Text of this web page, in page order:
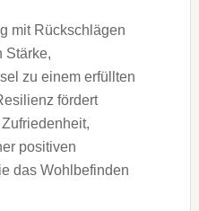
m‬it Rückschlägen
Stärke,
z‬u e‬inem erfüllten
fördert
positiven
d‬as Wohlbefinden